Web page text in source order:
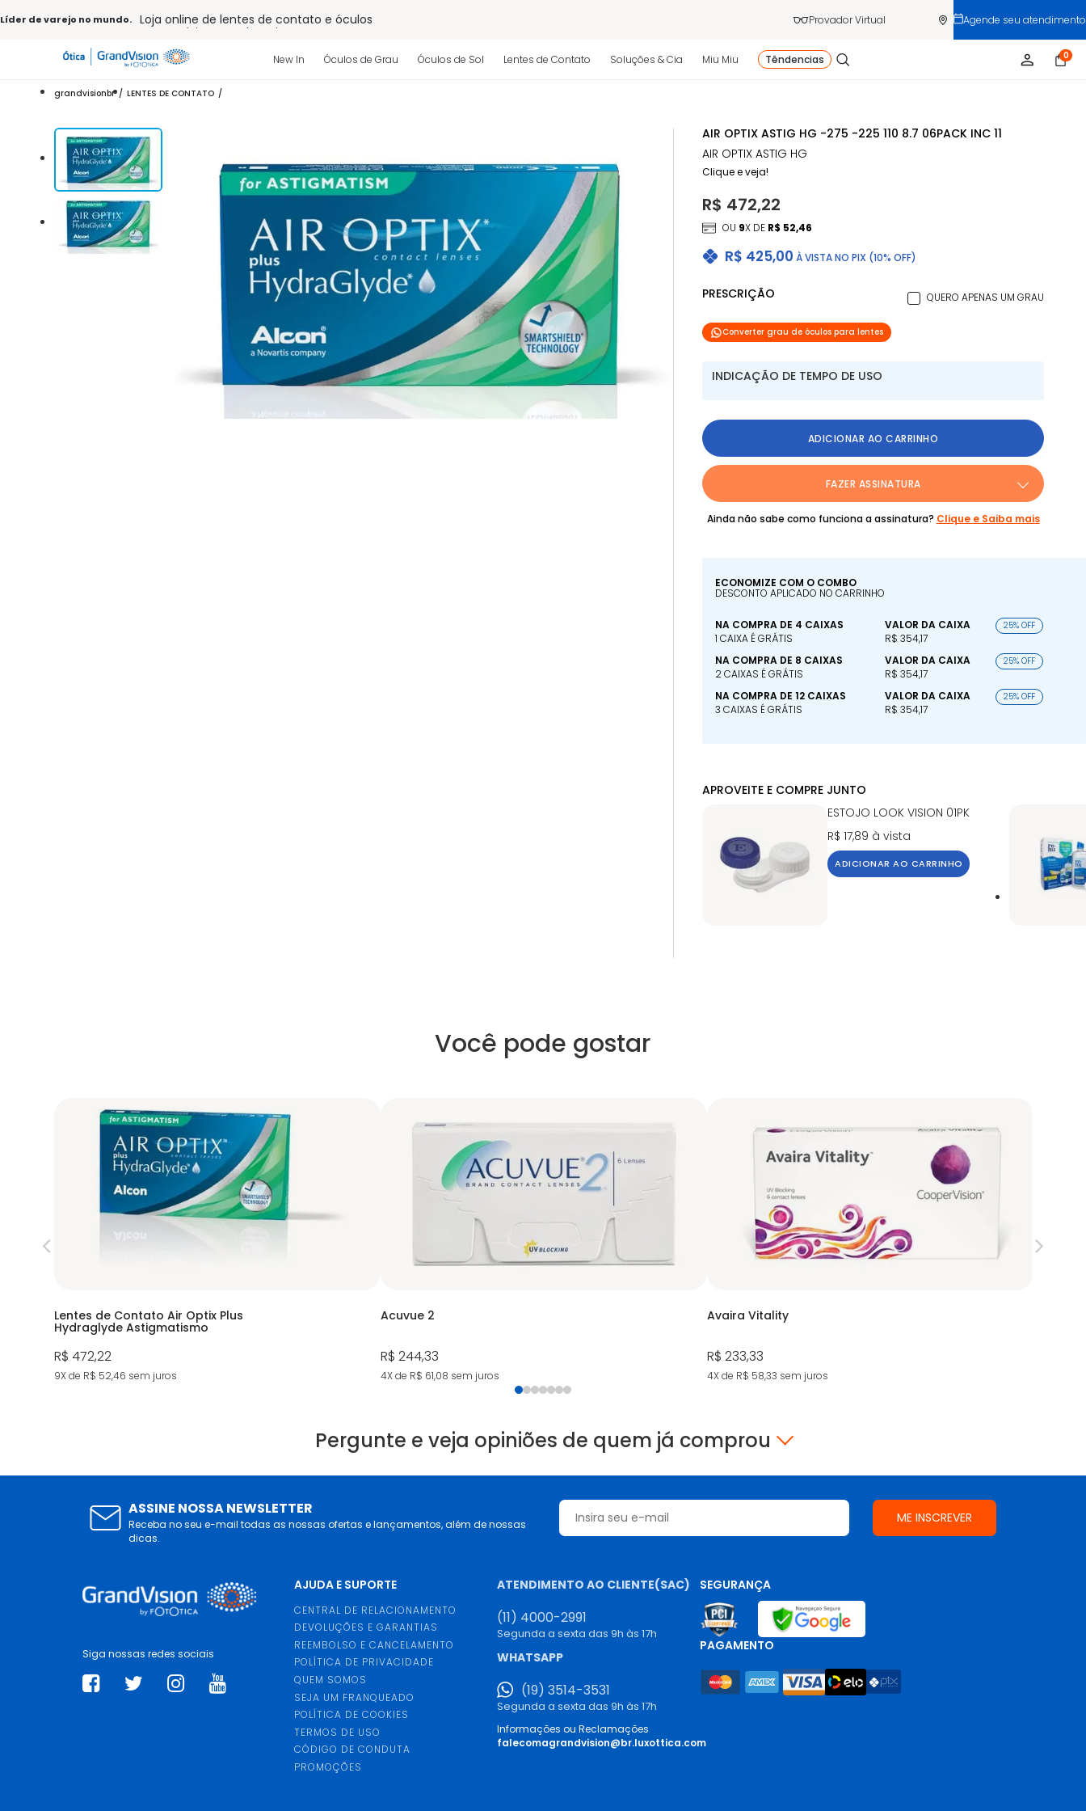
Líder de varejo no mundo.
Loja online de lentes de contato e óculos
Frete grátis em todo o site
10% off pagamento
Entrega para todo Brasil
15% Off na primeira compra (Consulte regulamento)
32% off no combo - cons. reg.
Provador Virtual Agende seu atendimento
New In Óculos de Grau Óculos de Sol Lentes de Contato Soluções & Cia Miu Miu Têndencias 0
grandvisionbr LENTES DE CONTATO
AIR OPTIX ASTIG HG -275 -225 110 8.7 06PACK INC 11
AIR OPTIX ASTIG HG
Clique e veja!
R$ 425,00 À VISTA NO PIX (10% OFF)
R$ 472,22
OU 9X DE R$ 52,46
PRESCRIÇÃO QUERO APENAS UM GRAU
Converter grau de óculos para lentes
INDICAÇÃO DE TEMPO DE USO
ADICIONAR AO CARRINHO
FAZER ASSINATURA
Ainda não sabe como funciona a assinatura? Clique e Saiba mais
ECONOMIZE COM O COMBO
DESCONTO APLICADO NO CARRINHO
NA COMPRA DE 4 CAIXAS
1 CAIXA É GRÁTIS
VALOR DA CAIXA
R$ 354,17
25% OFF
NA COMPRA DE 8 CAIXAS
2 CAIXAS É GRÁTIS
VALOR DA CAIXA
R$ 354,17
25% OFF
NA COMPRA DE 12 CAIXAS
3 CAIXAS É GRÁTIS
VALOR DA CAIXA
R$ 354,17
25% OFF
APROVEITE E COMPRE JUNTO
ESTOJO LOOK VISION 01PK
R$ 17,89 à vista
ADICIONAR AO CARRINHO
Você pode gostar
Lentes de Contato Air Optix Plus
Hydraglyde Astigmatismo
R$ 472,22
9X de R$ 52,46 sem juros
Acuvue 2
R$ 244,33
4X de R$ 61,08 sem juros
Avaira Vitality
R$ 233,33
4X de R$ 58,33 sem juros
Pergunte e veja opiniões de quem já comprou
ASSINE NOSSA NEWSLETTER
Receba no seu e-mail todas as nossas ofertas e lançamentos, além de nossas
dicas.
Siga nossas redes sociais
AJUDA E SUPORTE
CENTRAL DE RELACIONAMENTO
DEVOLUÇÕES E GARANTIAS
REEMBOLSO E CANCELAMENTO
POLÍTICA DE PRIVACIDADE
QUEM SOMOS
SEJA UM FRANQUEADO
POLÍTICA DE COOKIES
TERMOS DE USO
CÓDIGO DE CONDUTA
PROMOÇÕES
ATENDIMENTO AO CLIENTE(SAC)
(11) 4000-2991
Segunda a sexta das 9h às 17h
WHATSAPP
(19) 3514-3531
Segunda a sexta das 9h às 17h
Informações ou Reclamações
falecomagrandvision@br.luxottica.com
SEGURANÇA
PAGAMENTO